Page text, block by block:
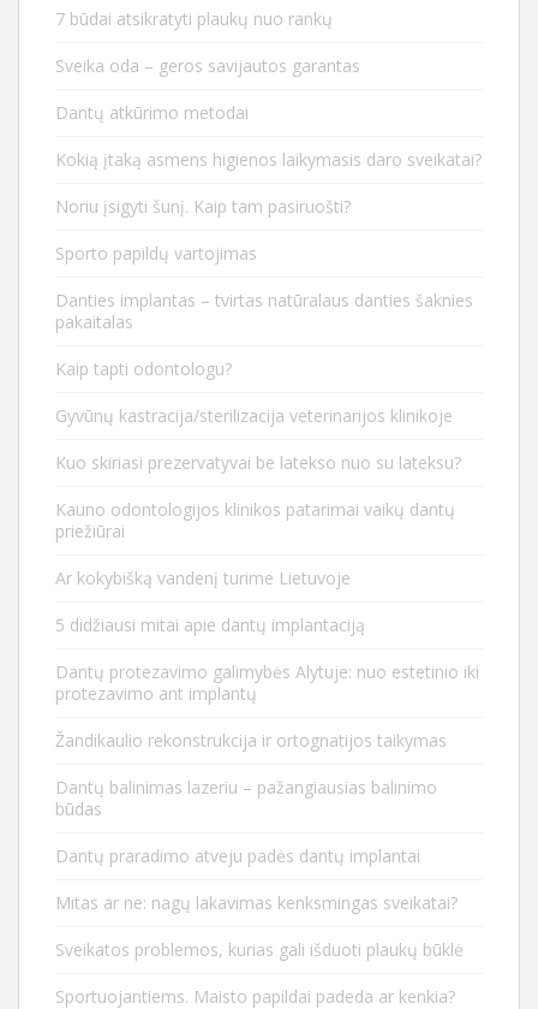
7 būdai atsikratyti plaukų nuo rankų
Sveika oda – geros savijautos garantas
Dantų atkūrimo metodai
Kokią įtaką asmens higienos laikymasis daro sveikatai?
Noriu įsigyti šunį. Kaip tam pasiruošti?
Sporto papildų vartojimas
Danties implantas – tvirtas natūralaus danties šaknies
pakaitalas
Kaip tapti odontologu?
Gyvūnų kastracija/sterilizacija veterinarijos klinikoje
Kuo skiriasi prezervatyvai be latekso nuo su lateksu?
Kauno odontologijos klinikos patarimai vaikų dantų
priežiūrai
Ar kokybišką vandenį turime Lietuvoje
5 didžiausi mitai apie dantų implantaciją
Dantų protezavimo galimybės Alytuje: nuo estetinio iki
protezavimo ant implantų
Žandikaulio rekonstrukcija ir ortognatijos taikymas
Dantų balinimas lazeriu – pažangiausias balinimo
būdas
Dantų praradimo atveju padės dantų implantai
Mitas ar ne: nagų lakavimas kenksmingas sveikatai?
Sveikatos problemos, kurias gali išduoti plaukų būklė
Sportuojantiems. Maisto papildai padeda ar kenkia?